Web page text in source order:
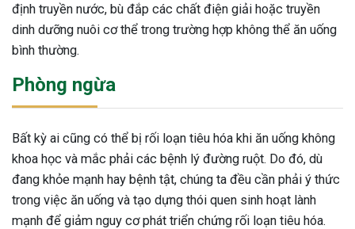
định truyền nước, bù đắp các chất điện giải hoặc truyền
dinh dưỡng nuôi cơ thể trong trường hợp không thể ăn uống
bình thường.
Phòng ngừa
Bất kỳ ai cũng có thể bị rối loạn tiêu hóa khi ăn uống không
khoa học và mắc phải các bệnh lý đường ruột. Do đó, dù
đang khỏe mạnh hay bệnh tật, chúng ta đều cần phải ý thức
trong việc ăn uống và tạo dựng thói quen sinh hoạt lành
mạnh để giảm nguy cơ phát triển chứng rối loạn tiêu hóa.